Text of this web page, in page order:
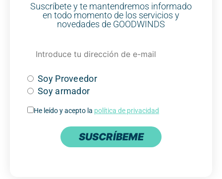
Suscríbete y te mantendremos informado
en todo momento de los servicios y
novedades de GOODWINDS
Soy Proveedor
Soy armador
He leído y acepto la política de privacidad
SUSCRÍBEME